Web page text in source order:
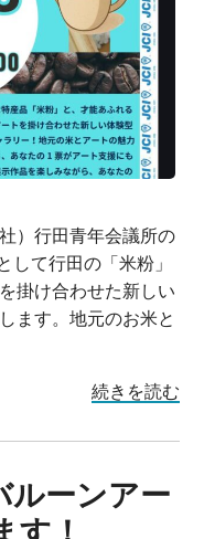
）行田青年会議所の
して行田の「米粉」
掛け合わせた新しい
ます。地元のお米と
続きを読む
ルーンアー
す！